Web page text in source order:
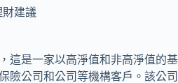
財建議
這是一家以高淨值和非高淨值的
險公司和公司等機構客戶。該公